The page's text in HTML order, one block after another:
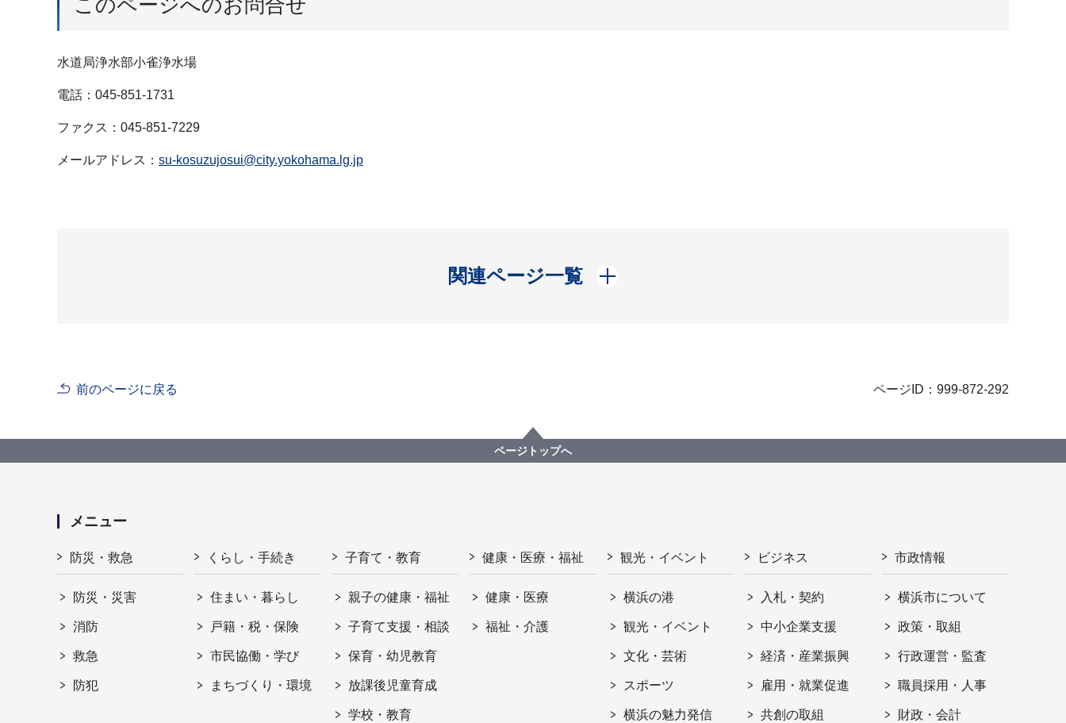
このページへのお問合せ
水道局浄水部小雀浄水場
電話：045-851-1731
ファクス：045-851-7229
メールアドレス： su-kosuzujosui@city.yokohama.lg.jp
関連ページ一覧
開く
前のページに戻る ページID：999-872-292
ページトップへ
メニュー
防災・救急
防災・災害
消防
救急
防犯
くらし・手続き
住まい・暮らし
戸籍・税・保険
市民協働・学び
まちづくり・環境
子育て・教育
親子の健康・福祉
子育て支援・相談
保育・幼児教育
放課後児童育成
学校・教育
健康・医療・福祉
健康・医療
福祉・介護
観光・イベント
横浜の港
観光・イベント
文化・芸術
スポーツ
横浜の魅力発信
ビジネス
入札・契約
中小企業支援
経済・産業振興
雇用・就業促進
共創の取組
市政情報
横浜市について
政策・取組
行政運営・監査
職員採用・人事
財政・会計